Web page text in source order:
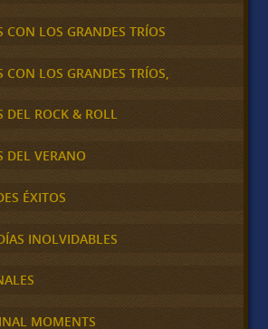
CON LOS GRANDES TRÍOS
CON LOS GRANDES TRÍOS,
DEL ROCK & ROLL
DEL VERANO
ÉXITOS
INOLVIDABLES
MOMENTS